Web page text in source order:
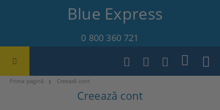
Blue Express
0 800 360 721
Prima pagină Creează cont
Creează cont